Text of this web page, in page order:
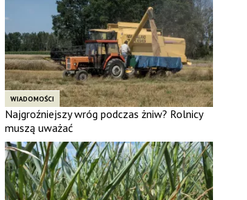
WIADOMOŚCI
Najgroźniejszy wróg podczas żniw? Rolnicy
muszą uważać